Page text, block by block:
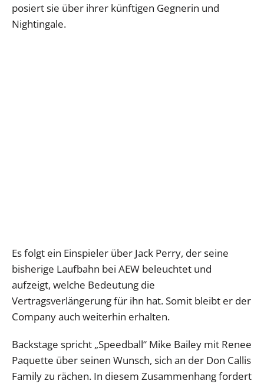
posiert sie über ihrer künftigen Gegnerin und
Nightingale.
Es folgt ein Einspieler über Jack Perry, der seine
bisherige Laufbahn bei AEW beleuchtet und
aufzeigt, welche Bedeutung die
Vertragsverlängerung für ihn hat. Somit bleibt er der
Company auch weiterhin erhalten.
Backstage spricht „Speedball“ Mike Bailey mit Renee
Paquette über seinen Wunsch, sich an der Don Callis
Family zu rächen. In diesem Zusammenhang fordert